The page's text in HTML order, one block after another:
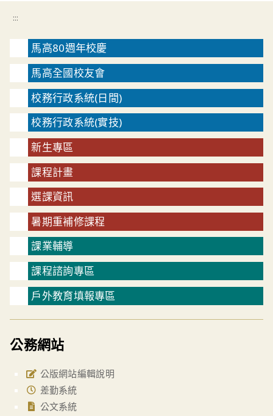
:::
馬高80週年校慶
馬高全國校友會
校務行政系統(日間)
校務行政系統(實技)
新生專區
課程計畫
選課資訊
暑期重補修課程
課業輔導
課程諮詢專區
戶外教育填報專區
公務網站
公版網站編輯說明
差勤系統
公文系統